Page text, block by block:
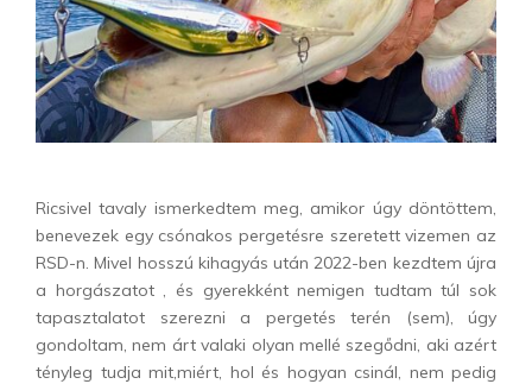
Ricsivel tavaly ismerkedtem meg, amikor úgy döntöttem,
benevezek egy csónakos pergetésre szeretett vizemen az
RSD-n. Mivel hosszú kihagyás után 2022-ben kezdtem újra
a horgászatot , és gyerekként nemigen tudtam túl sok
tapasztalatot szerezni a pergetés terén (sem), úgy
gondoltam, nem árt valaki olyan mellé szegődni, aki azért
tényleg tudja mit,miért, hol és hogyan csinál, nem pedig